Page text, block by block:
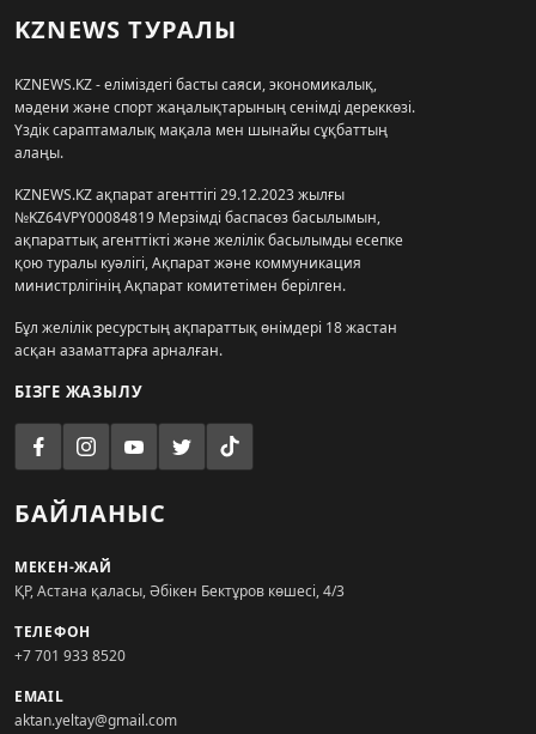
KZNEWS ТУРАЛЫ
KZNEWS.KZ - еліміздегі басты саяси, экономикалық,
мәдени және спорт жаңалықтарының сенімді дереккөзі.
Үздік сараптамалық мақала мен шынайы сұқбаттың
алаңы.
KZNEWS.KZ ақпарат агенттігі 29.12.2023 жылғы
№KZ64VPY00084819 Мерзімді баспасөз басылымын,
ақпараттық агенттікті және желілік басылымды есепке
қою туралы куәлігі, Ақпарат және коммуникация
министрлігінің Ақпарат комитетімен берілген.
Бұл желілік ресурстың ақпараттық өнімдері 18 жастан
асқан азаматтарға арналған.
БІЗГЕ ЖАЗЫЛУ
БАЙЛАНЫС
МЕКЕН-ЖАЙ
ҚР, Астана қаласы, Әбікен Бектұров көшесі, 4/3
ТЕЛЕФОН
+7 701 933 8520
EMAIL
aktan.yeltay@gmail.com